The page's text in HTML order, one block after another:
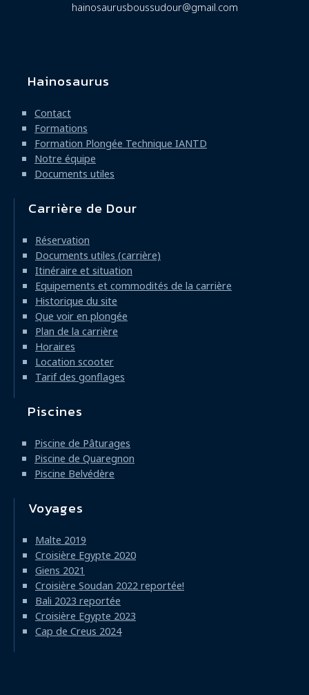
hainosaurusboussudour@gmail.com
Navigation
principale
Hainosaurus
Contact
Formations
Formation Plongée Technique IANTD
Notre équipe
Documents utiles
Carrière de Dour
Réservation
Documents utiles (carrière)
Itinéraire et situation
Equipements et commodités de la carrière
Historique du site
Que voir en plongée
Plan de la carrière
Horaires
Location scooter
Tarif des gonflages
Piscines
Piscine de Pâturages
Piscine de Quaregnon
Piscine Belvédère
Voyages
Malte 2019
Croisière Egypte 2020
Giens 2021
Croisière Soudan 2022 reportée!
Bali 2023 reportée
Croisière Egypte 2023
Cap de Creus 2024